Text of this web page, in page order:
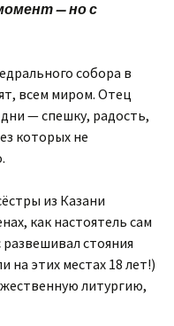
— но с
собора в
всем миром. Отец
— спешку, радость,
которых не
из Казани
как настоятель сам
стояния
на этих местах 18 лет!)
литургию,